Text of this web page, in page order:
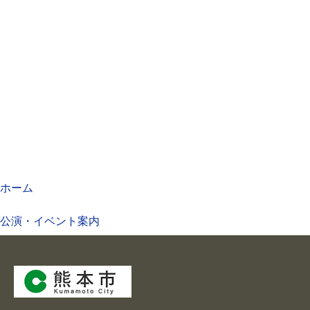
ホーム
公演・イベント案内
大会議室 スケジュール